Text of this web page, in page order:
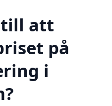
till att
på
i